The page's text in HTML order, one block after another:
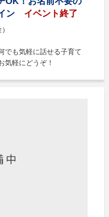
ン
イベント終了
でも気軽に話せる子育て
気軽にどうぞ！